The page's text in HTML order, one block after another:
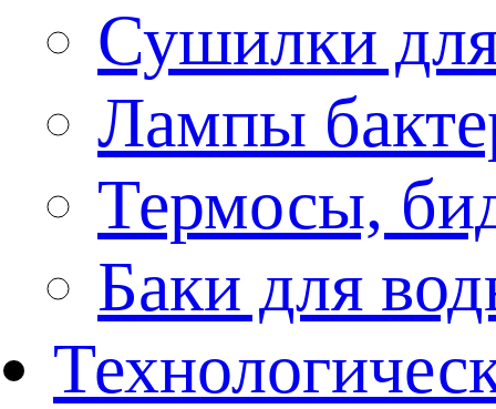
Сушилки
Лампы
Термосы,
Баки для